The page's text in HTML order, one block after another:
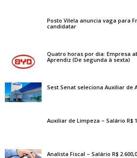
Posto Vilela anuncia vaga para
candidatar
Quatro horas por dia: Empresa
Aprendiz (De segunda à sexta)
Sest Senat seleciona Auxiliar de
Auxiliar de Limpeza – Salário R$
Analista Fiscal – Salário R$